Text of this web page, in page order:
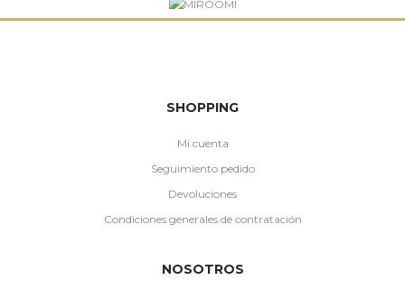
SHOPPING
Mi cuenta
Seguimiento pedido
Devoluciones
Condiciones generales de contratación
NOSOTROS